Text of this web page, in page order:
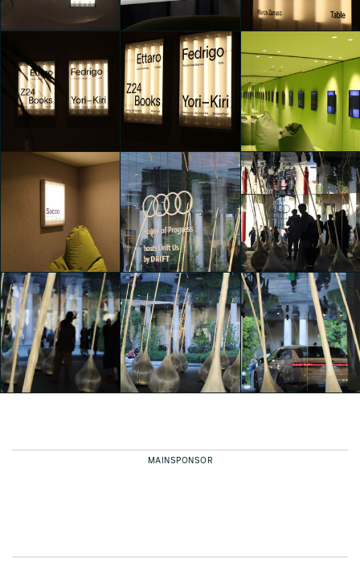
Opendoor
Opendoor
Marco Brigenti
Marco Brigenti
Zanotta - New Collection
Zanotta - New Collection
2025
Zanotta - New Collection
2025
Marco Brigenti
Zanotta - New Collection
Marco Brigenti
Zanotta - New Collection
2025
Marco Brigenti
Zanotta - New Collection
2025
Marco Brigenti
Zanotta - New Collection
2025
Marco Brigenti
Interni Cre-Action
presents Audi House of
Progress - Flexability
Marco Brigenti
Interni Cre-Action
presents Audi House of
Progress - Flexability
Marco Brigenti
Interni Cre-Action
MAINSPONSOR